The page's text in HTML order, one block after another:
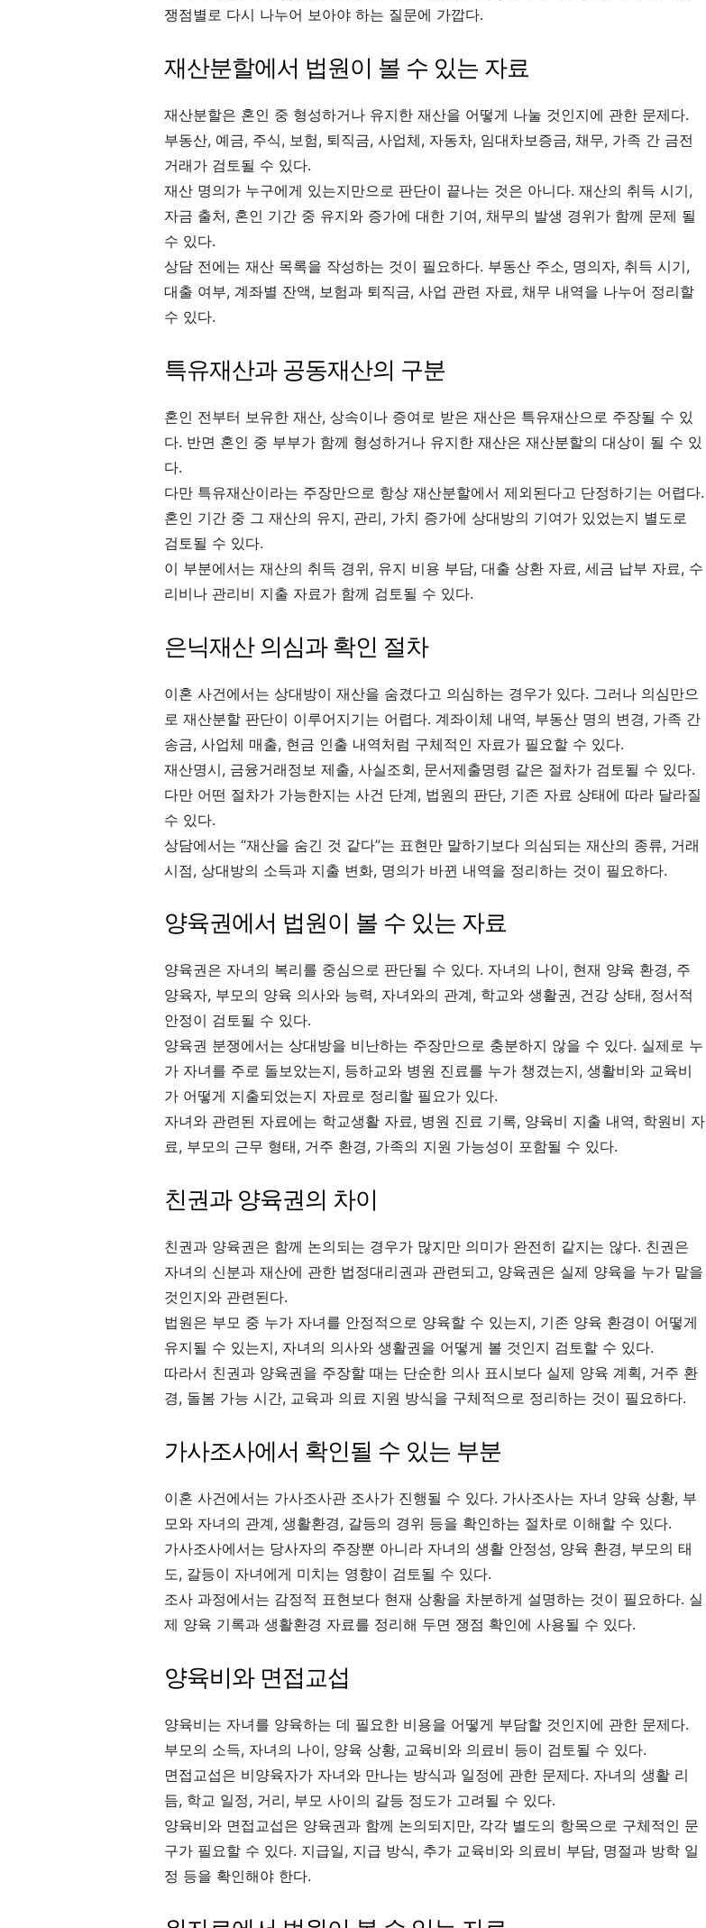
쟁점별로 다시 나누어 보아야 하는 질문에 가깝다.
재산분할에서 법원이 볼 수 있는 자료
재산분할은 혼인 중 형성하거나 유지한 재산을 어떻게 나눌 것인지에 관한 문제다.
부동산, 예금, 주식, 보험, 퇴직금, 사업체, 자동차, 임대차보증금, 채무, 가족 간 금전
거래가 검토될 수 있다.
재산 명의가 누구에게 있는지만으로 판단이 끝나는 것은 아니다. 재산의 취득 시기,
자금 출처, 혼인 기간 중 유지와 증가에 대한 기여, 채무의 발생 경위가 함께 문제 될
수 있다.
상담 전에는 재산 목록을 작성하는 것이 필요하다. 부동산 주소, 명의자, 취득 시기,
대출 여부, 계좌별 잔액, 보험과 퇴직금, 사업 관련 자료, 채무 내역을 나누어 정리할
수 있다.
특유재산과 공동재산의 구분
혼인 전부터 보유한 재산, 상속이나 증여로 받은 재산은 특유재산으로 주장될 수 있
다. 반면 혼인 중 부부가 함께 형성하거나 유지한 재산은 재산분할의 대상이 될 수 있
다.
다만 특유재산이라는 주장만으로 항상 재산분할에서 제외된다고 단정하기는 어렵다.
혼인 기간 중 그 재산의 유지, 관리, 가치 증가에 상대방의 기여가 있었는지 별도로
검토될 수 있다.
이 부분에서는 재산의 취득 경위, 유지 비용 부담, 대출 상환 자료, 세금 납부 자료, 수
리비나 관리비 지출 자료가 함께 검토될 수 있다.
은닉재산 의심과 확인 절차
이혼 사건에서는 상대방이 재산을 숨겼다고 의심하는 경우가 있다. 그러나 의심만으
로 재산분할 판단이 이루어지기는 어렵다. 계좌이체 내역, 부동산 명의 변경, 가족 간
송금, 사업체 매출, 현금 인출 내역처럼 구체적인 자료가 필요할 수 있다.
재산명시, 금융거래정보 제출, 사실조회, 문서제출명령 같은 절차가 검토될 수 있다.
다만 어떤 절차가 가능한지는 사건 단계, 법원의 판단, 기존 자료 상태에 따라 달라질
수 있다.
상담에서는 “재산을 숨긴 것 같다”는 표현만 말하기보다 의심되는 재산의 종류, 거래
시점, 상대방의 소득과 지출 변화, 명의가 바뀐 내역을 정리하는 것이 필요하다.
양육권에서 법원이 볼 수 있는 자료
양육권은 자녀의 복리를 중심으로 판단될 수 있다. 자녀의 나이, 현재 양육 환경, 주
양육자, 부모의 양육 의사와 능력, 자녀와의 관계, 학교와 생활권, 건강 상태, 정서적
안정이 검토될 수 있다.
양육권 분쟁에서는 상대방을 비난하는 주장만으로 충분하지 않을 수 있다. 실제로 누
가 자녀를 주로 돌보았는지, 등하교와 병원 진료를 누가 챙겼는지, 생활비와 교육비
가 어떻게 지출되었는지 자료로 정리할 필요가 있다.
자녀와 관련된 자료에는 학교생활 자료, 병원 진료 기록, 양육비 지출 내역, 학원비 자
료, 부모의 근무 형태, 거주 환경, 가족의 지원 가능성이 포함될 수 있다.
친권과 양육권의 차이
친권과 양육권은 함께 논의되는 경우가 많지만 의미가 완전히 같지는 않다. 친권은
자녀의 신분과 재산에 관한 법정대리권과 관련되고, 양육권은 실제 양육을 누가 맡을
것인지와 관련된다.
법원은 부모 중 누가 자녀를 안정적으로 양육할 수 있는지, 기존 양육 환경이 어떻게
유지될 수 있는지, 자녀의 의사와 생활권을 어떻게 볼 것인지 검토할 수 있다.
따라서 친권과 양육권을 주장할 때는 단순한 의사 표시보다 실제 양육 계획, 거주 환
경, 돌봄 가능 시간, 교육과 의료 지원 방식을 구체적으로 정리하는 것이 필요하다.
가사조사에서 확인될 수 있는 부분
이혼 사건에서는 가사조사관 조사가 진행될 수 있다. 가사조사는 자녀 양육 상황, 부
모와 자녀의 관계, 생활환경, 갈등의 경위 등을 확인하는 절차로 이해할 수 있다.
가사조사에서는 당사자의 주장뿐 아니라 자녀의 생활 안정성, 양육 환경, 부모의 태
도, 갈등이 자녀에게 미치는 영향이 검토될 수 있다.
조사 과정에서는 감정적 표현보다 현재 상황을 차분하게 설명하는 것이 필요하다. 실
제 양육 기록과 생활환경 자료를 정리해 두면 쟁점 확인에 사용될 수 있다.
양육비와 면접교섭
양육비는 자녀를 양육하는 데 필요한 비용을 어떻게 부담할 것인지에 관한 문제다.
부모의 소득, 자녀의 나이, 양육 상황, 교육비와 의료비 등이 검토될 수 있다.
면접교섭은 비양육자가 자녀와 만나는 방식과 일정에 관한 문제다. 자녀의 생활 리
듬, 학교 일정, 거리, 부모 사이의 갈등 정도가 고려될 수 있다.
양육비와 면접교섭은 양육권과 함께 논의되지만, 각각 별도의 항목으로 구체적인 문
구가 필요할 수 있다. 지급일, 지급 방식, 추가 교육비와 의료비 부담, 명절과 방학 일
정 등을 확인해야 한다.